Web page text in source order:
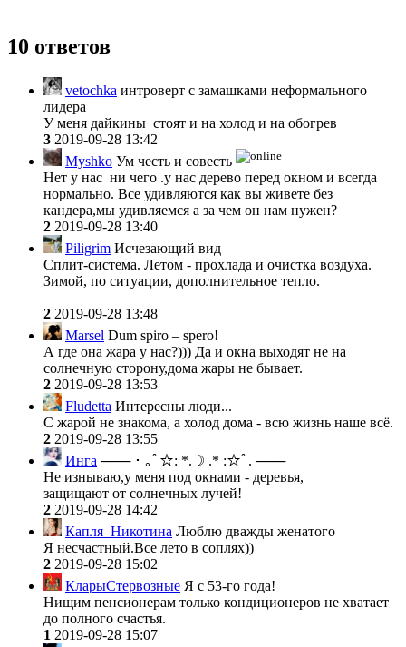
10 ответов
vetochka интроверт с замашками неформального
лидера
У меня дайкины стоят и на холод и на обогрев
3 2019-09-28 13:42
Myshko Ум честь и совесть
Нет у нас ни чего .у нас дерево перед окном и всегда
нормально. Все удивляются как вы живете без
кандера,мы удивляемся а за чем он нам нужен?
2 2019-09-28 13:40
Piligrim Исчезающий вид
Сплит-система. Летом - прохлада и очистка воздуха.
Зимой, по ситуации, дополнительное тепло.
2 2019-09-28 13:48
Marsel Dum spiro – spero!
А где она жара у нас?))) Да и окна выходят не на
солнечную сторону,дома жары не бывает.
2 2019-09-28 13:53
Fludetta Интересны люди...
С жарой не знакома, а холод дома - всю жизнь наше всё.
2 2019-09-28 13:55
Инга ─── ･ ｡ﾟ☆: *.☽ .* :☆ﾟ. ───
Не изнываю,у меня под окнами - деревья,
защищают от солнечных лучей!
2 2019-09-28 14:42
Капля_Никотина Люблю дважды женатого
Я несчастный.Все лето в соплях))
2 2019-09-28 15:02
КларыСтервозные Я с 53-го года!
Нищим пенсионерам только кондиционеров не хватает
до полного счастья.
1 2019-09-28 15:07